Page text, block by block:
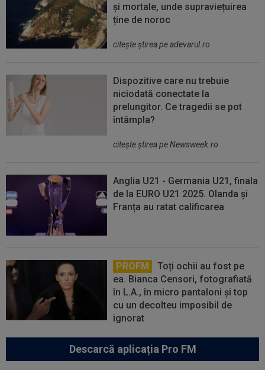
și mortale, unde supraviețuirea
ține de noroc
citeşte ştirea pe adevarul.ro
Dispozitive care nu trebuie
niciodată conectate la
prelungitor. Ce tragedii se pot
întâmpla?
citeşte ştirea pe Newsweek.ro
Anglia U21 - Germania U21, finala
de la EURO U21 2025. Olanda și
Franța au ratat calificarea
PROFM
Toți ochii au fost pe
ea. Bianca Censori, fotografiată
în L.A., în micro pantaloni și top
cu un decolteu imposibil de
ignorat
Descarcă aplicația Pro FM